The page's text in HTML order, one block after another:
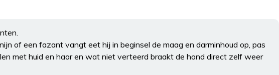
of een fazant vangt eet hij in beginsel de maag en darminhoud op, pas
met huid en haar en wat niet verteerd braakt de hond direct zelf weer